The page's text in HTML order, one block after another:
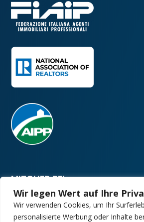
Wir legen Wert auf Ihre
Wir verwenden Cookies, um Ihr
personalisierte Werbung oder Inhalte
MITGLIED BEI: